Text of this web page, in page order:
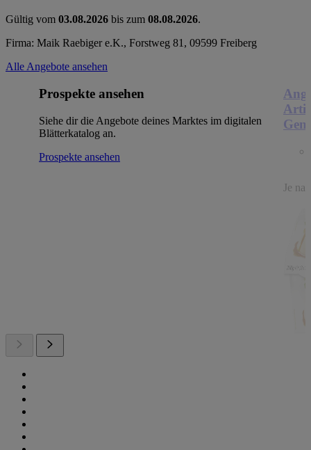
Gültig vom 03.08.2026 bis zum 08.08.2026.
Firma: Maik Raebiger e.K., Forstweg 81, 09599 Freiberg
Alle Angebote ansehen
Prospekte ansehen
Siehe dir die Angebote deines Marktes im digitalen
Blätterkatalog an.
Prospekte ansehen
Je